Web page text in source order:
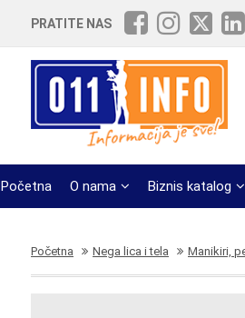
PRATITE NAS
Početna O nama Biznis katalog
Početna Nega lica i tela Manikiri,